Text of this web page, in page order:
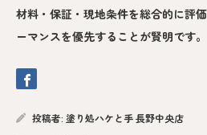
材料・保証・現地条件を総合的に評
ーマンスを優先することが賢明です。
投稿者: 塗り処ハケと手 長野中央店